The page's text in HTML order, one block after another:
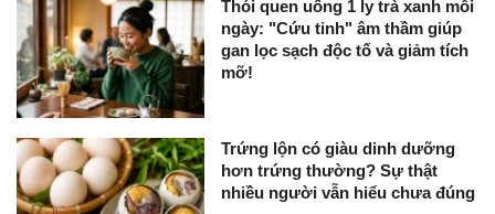
Thói quen uống 1 ly trà xanh mỗi
ngày: "Cứu tinh" âm thầm giúp
gan lọc sạch độc tố và giảm tích
mỡ!
Trứng lộn có giàu dinh dưỡng
hơn trứng thường? Sự thật
nhiều người vẫn hiểu chưa đúng